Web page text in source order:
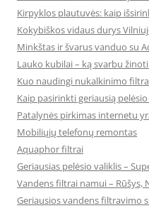
Kirpyklos plautuvės: kaip
Kokybiškos vidaus durys
Minkštas ir švarus vanduo su
Lauko kubilai – ką svarbu
Kuo naudingi nukalkinimo
Kaip pasirinkti geriausią
Patalynės pirkimas internetu
Mobiliųjų telefonų remontas
Aquaphor filtrai
Geriausias pelėsio valiklis –
Vandens filtrai namui – Rūšys,
Geriausios vandens filtravimo